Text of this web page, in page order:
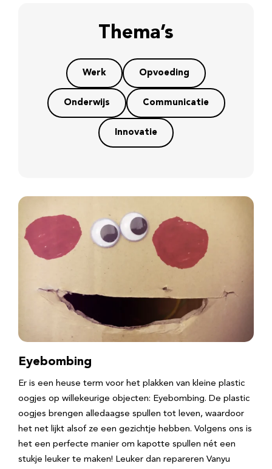
Thema’s
Werk Opvoeding
Onderwijs Communicatie
Innovatie
Eyebombing
Er is een heuse term voor het plakken van kleine plastic
oogjes op willekeurige objecten: Eyebombing. De plastic
oogjes brengen alledaagse spullen tot leven, waardoor
het net lijkt alsof ze een gezichtje hebben. Volgens ons is
het een perfecte manier om kapotte spullen nét een
stukje leuker te maken! Leuker dan repareren Vanyu